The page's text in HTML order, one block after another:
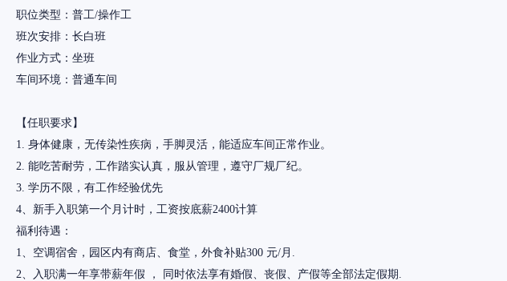
职位类型：普工/操作工
班次安排：长白班
作业方式：坐班
车间环境：普通车间
【任职要求】
1. 身体健康，无传染性疾病，手脚灵活，能适应车间正常作业。
2. 能吃苦耐劳，工作踏实认真，服从管理，遵守厂规厂纪。
3. 学历不限，有工作经验优先
4、新手入职第一个月计时，工资按底薪2400计算
福利待遇：
1、空调宿舍，园区内有商店、食堂，外食补贴300 元/月.
2、入职满一年享带薪年假 ， 同时依法享有婚假、丧假、产假等全部法定假期.